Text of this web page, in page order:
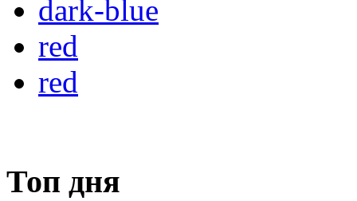
dark-blue
red
red
Топ дня